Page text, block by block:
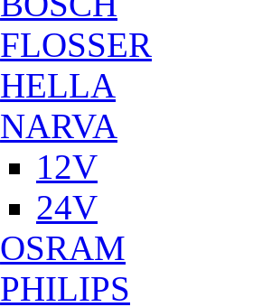
FLOSSER
HELLA
NARVA
12V
24V
OSRAM
PHILIPS